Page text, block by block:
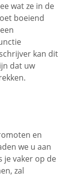
wat ze in de
boeiend
kan dit
dat uw
en
we u aan
je vaker op de
zal